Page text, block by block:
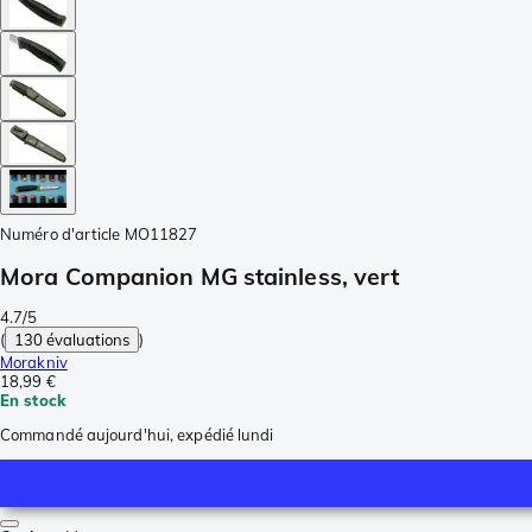
Numéro d'article MO11827
Mora Companion MG stainless, vert
4.7/5
( 130 évaluations )
Morakniv
18,99 €
En stock
Commandé aujourd'hui, expédié lundi